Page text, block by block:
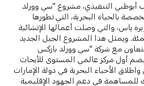
أبوظبي التنفيذي، مشروع "سي وورلد
بالحياة البحرية، التي تطورها
ياس، والتي وصلت أعمالها الإنشائية
ما يزيد عن 40 بالمئة. ويمثل هذا المشروع الجيل الجديد
مع شركة "سي وورلد باركس
أول مركز عالمي المستوى للأبحاث
واطلاق الأحياء البحرية في دولة الإمارات
للمساهمة في دعم الجهود الإقليمية